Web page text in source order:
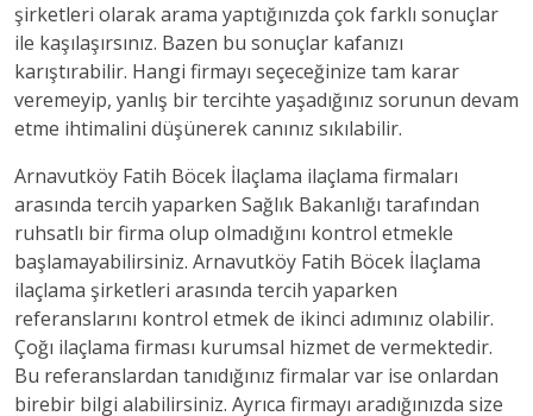
şirketleri olarak arama yaptığınızda çok farklı sonuçlar
ile kaşılaşırsınız. Bazen bu sonuçlar kafanızı
karıştırabilir. Hangi firmayı seçeceğinize tam karar
veremeyip, yanlış bir tercihte yaşadığınız sorunun devam
etme ihtimalini düşünerek canınız sıkılabilir.
Arnavutköy Fatih Böcek İlaçlama ilaçlama firmaları
arasında tercih yaparken Sağlık Bakanlığı tarafından
ruhsatlı bir firma olup olmadığını kontrol etmekle
başlamayabilirsiniz. Arnavutköy Fatih Böcek İlaçlama
ilaçlama şirketleri arasında tercih yaparken
referanslarını kontrol etmek de ikinci adımınız olabilir.
Çoğı ilaçlama firması kurumsal hizmet de vermektedir.
Bu referanslardan tanıdığınız firmalar var ise onlardan
birebir bilgi alabilirsiniz. Ayrıca firmayı aradığınızda size